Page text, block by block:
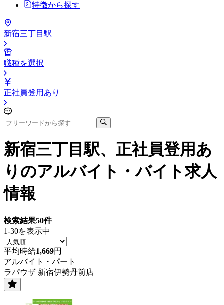
特徴から探す
新宿三丁目駅
職種を選択
正社員登用あり
新宿三丁目駅、正社員登用あ
り のアルバイト・バイト求人
情報
検索結果50件
1-30を表示中
平均時給1,669円
アルバイト・パート
ラパウザ 新宿伊勢丹前店